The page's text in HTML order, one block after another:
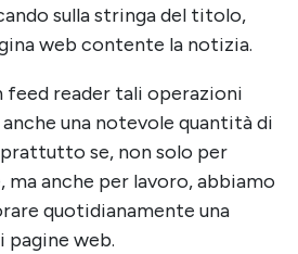
sulla stringa del titolo,
web contente la notizia.
feed reader tali operazioni
una notevole quantità di
se, non solo per
ma anche per lavoro, abbiamo
quotidianamente una
pagine web.